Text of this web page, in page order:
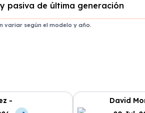
pasiva de última generación
variar según el modelo y año.
-
David